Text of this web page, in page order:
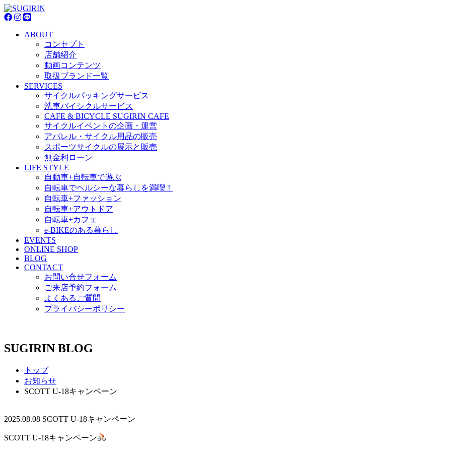
ABOUT
コンセプト
店舗紹介
動画コンテンツ
取扱ブランド一覧
SERVICES
サイクルパッキングサービス
洗車バイシクルサービス
CAFE & BICYCLE SUGIRIN CAFE
サイクルイベントの企画・運営
アパレル・サイクル用品の販売
スポーツサイクルの展示と販売
無金利ローン
LIFE STYLE
自動車+自転車で遊ぶ
自転車でヘルシーな暮らしを満喫！
自転車+ファッション
自転車+アウトドア
自転車+カフェ
e-BIKEのある暮らし
EVENTS
ONLINE SHOP
BLOG
CONTACT
お問い合せフォーム
ご来店予約フォーム
よくあるご質問
プライバシーポリシー
SUGIRIN BLOG
トップ
お知らせ
SCOTT U-18キャンペーン
2025.08.08 SCOTT U-18キャンペーン
SCOTT U-18キャンペーン